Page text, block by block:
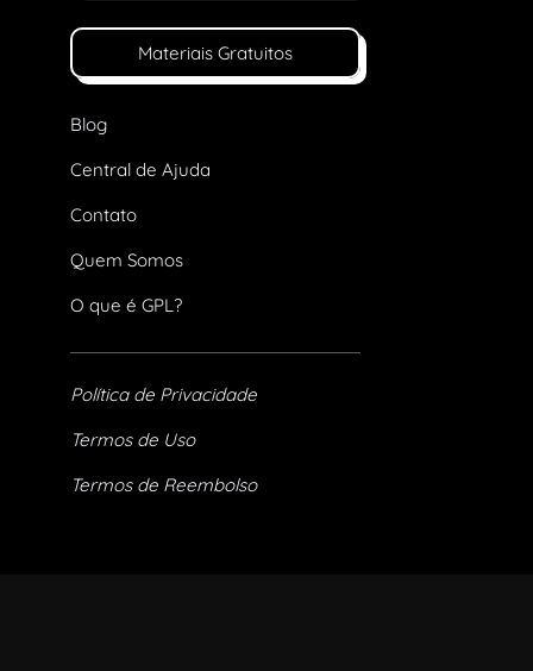
Materiais Gratuitos
Blog
Central de Ajuda
Contato
Quem Somos
O que é GPL?
Política de Privacidade
Termos de Uso
Termos de Reembolso